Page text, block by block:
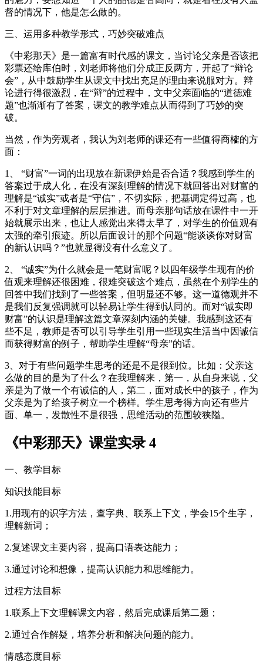
督的情况下，他是怎么做的。
三、运用多种教学形式，巧妙突破难点
《中彩那天》是一篇富有时代感的课文，当讨论父亲是否该把
彩票还给库伯时，刘老师将他们分成正反两方，开起了“辩论
会”，从中鼓励学生从课文中找出充足的理由来说服对方。辩
论进行得很激烈，在“辩”的过程中，文中父亲面临的“道德难
题”也渐渐有了答案，课文的教学难点从而得到了巧妙的突
破。
当然，作为旁观者，我认为刘老师的课还有一些值得商榷的方
面：
1、 “财富”一词的出现放在新课伊始是否合适？我感到学生的
答案过于成人化，在没有深刻理解的情况下就回答出对财富的
理解是“诚实”或者是“守信”，不切实际，把基调定得过高，也
不利于对文章理解的层层推进。而母亲那句话放在课件中一开
始就展示出来，也让人感觉出来得太早了，对学生的价值观有
太强的牵引痕迹。所以后面设计的那个问题“能谈谈你对财富
的新认识吗？”也就显得没有什么意义了。
2、 “诚实”为什么就会是一笔财富呢？以四年级学生现有的价
值观来理解还很困难，很难突破这个难点，虽然在个别学生的
回答中我们找到了一些答案，但明显还不够。这一道德观并不
是我们反复强调就可以轻易让学生得到认同的。而对“诚实即
财富”的认识是理解这篇文章深刻内涵的关键。我感到这还有
些不足，教师是否可以引导学生引用一些现实生活当中因诚信
而获得财富的例子，帮助学生理解“母亲”的话。
3、对于有些问题学生思考的还是不是很到位。比如：父亲这
么做的目的是为了什么？在我理解来，第一，从自身来说，父
亲是为了做一个有诚信的人，第二，面对成长中的孩子，作为
父亲是为了给孩子树立一个榜样。学生思考得方向还有些片
面、单一，发散性不是很强，思维活动的范围较狭隘。
《中彩那天》课堂实录 4
一、教学目标
知识技能目标
1.用现有的识字方法，查字典、联系上下文，学会15个生字，
理解新词；
2.复述课文主要内容，提高口语表达能力；
3.通过讨论和想像，提高认识能力和思维能力。
过程方法目标
1.联系上下文理解课文内容，然后完成课后第二题；
2.通过合作解疑，培养分析和解决问题的能力。
情感态度目标